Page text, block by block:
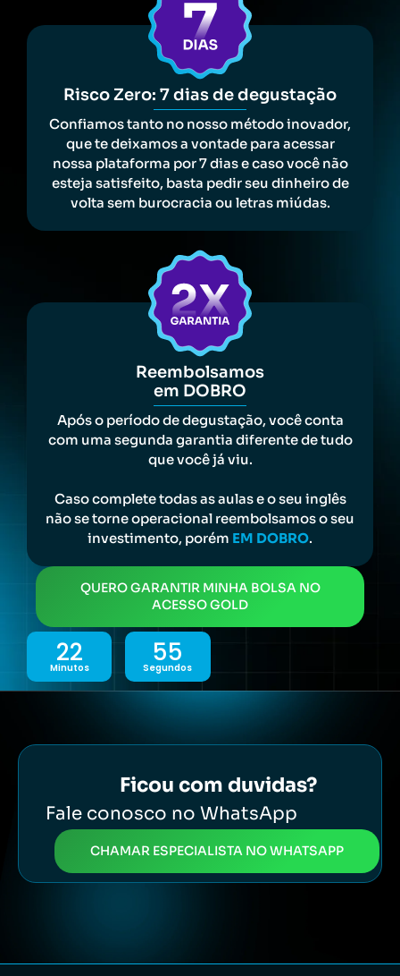
Risco Zero: 7 dias de degustação
Confiamos tanto no nosso método inovador,
que te deixamos a vontade para acessar
nossa plataforma por 7 dias e caso você não
esteja satisfeito, basta pedir seu dinheiro de
volta sem burocracia ou letras miúdas.
Reembolsamos
em DOBRO
Após o período de degustação, você conta
com uma segunda garantia diferente de tudo
que você já viu.
Caso complete todas as aulas e o seu inglês
não se torne operacional reembolsamos o seu
investimento, porém EM DOBRO.
QUERO GARANTIR MINHA BOLSA NO
ACESSO GOLD
22
Minutos 53
Segundos
Ficou com duvidas?
Fale conosco no WhatsApp
CHAMAR ESPECIALISTA NO WHATSAPP